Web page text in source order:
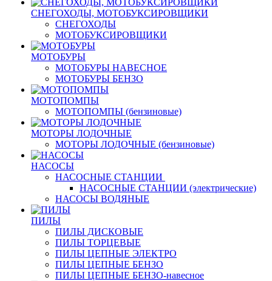
СНЕГОХОДЫ, МОТОБУКСИРОВЩИКИ
СНЕГОХОДЫ
МОТОБУКСИРОВЩИКИ
МОТОБУРЫ
МОТОБУРЫ НАВЕСНОЕ
МОТОБУРЫ БЕНЗО
МОТОПОМПЫ
МОТОПОМПЫ (бензиновые)
МОТОРЫ ЛОДОЧНЫЕ
МОТОРЫ ЛОДОЧНЫЕ (бензиновые)
НАСОСЫ
НАСОСНЫЕ СТАНЦИИ
НАСОСНЫЕ СТАНЦИИ (электрические)
НАСОСЫ ВОДЯНЫЕ
ПИЛЫ
ПИЛЫ ДИСКОВЫЕ
ПИЛЫ ТОРЦЕВЫЕ
ПИЛЫ ЦЕПНЫЕ ЭЛЕКТРО
ПИЛЫ ЦЕПНЫЕ БЕНЗО
ПИЛЫ ЦЕПНЫЕ БЕНЗО-навесное